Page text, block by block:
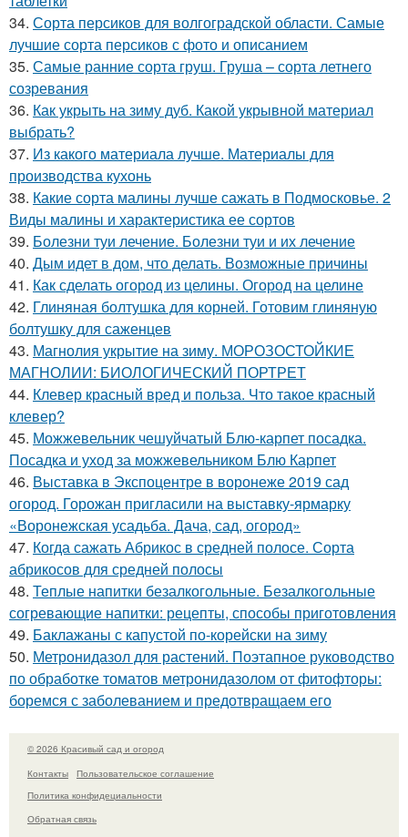
34. Сорта персиков для волгоградской области. Самые
лучшие сорта персиков с фото и описанием
35. Самые ранние сорта груш. Груша – сорта летнего
созревания
36. Как укрыть на зиму дуб. Какой укрывной материал
выбрать?
37. Из какого материала лучше. Материалы для
производства кухонь
38. Какие сорта малины лучше сажать в Подмосковье. 2
Виды малины и характеристика ее сортов
39. Болезни туи лечение. Болезни туи и их лечение
40. Дым идет в дом, что делать. Возможные причины
41. Как сделать огород из целины. Огород на целине
42. Глиняная болтушка для корней. Готовим глиняную
болтушку для саженцев
43. Магнолия укрытие на зиму. МОРОЗОСТОЙКИЕ
МАГНОЛИИ: БИОЛОГИЧЕСКИЙ ПОРТРЕТ
44. Клевер красный вред и польза. Что такое красный
клевер?
45. Можжевельник чешуйчатый Блю-карпет посадка.
Посадка и уход за можжевельником Блю Карпет
46. Выставка в Экспоцентре в воронеже 2019 сад
огород. Горожан пригласили на выставку-ярмарку
«Воронежская усадьба. Дача, сад, огород»
47. Когда сажать Абрикос в средней полосе. Сорта
абрикосов для средней полосы
48. Теплые напитки безалкогольные. Безалкогольные
согревающие напитки: рецепты, способы приготовления
49. Баклажаны с капустой по-корейски на зиму
50. Метронидазол для растений. Поэтапное руководство
по обработке томатов метронидазолом от фитофторы:
боремся с заболеванием и предотвращаем его
© 2026 Красивый сад и огород
Контакты
Пользовательское соглашение
Политика конфидециальности
Обратная связь